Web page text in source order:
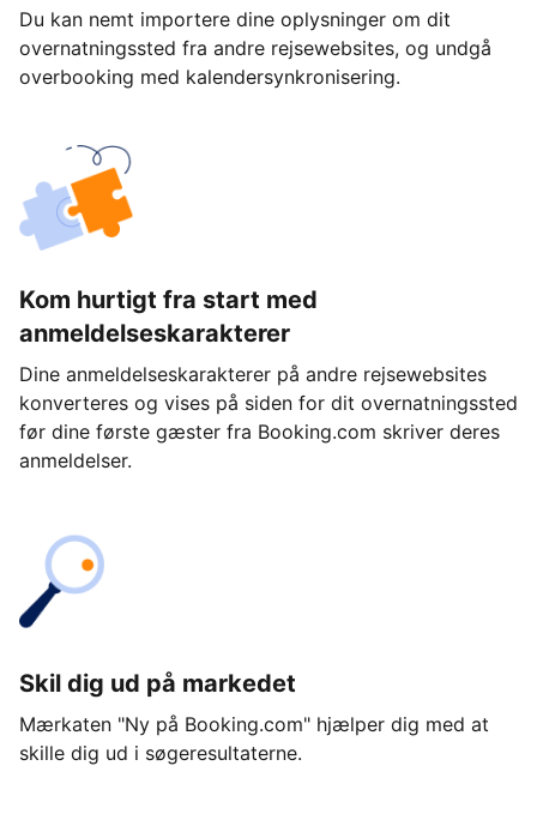
Du kan nemt importere dine oplysninger om dit
overnatningssted fra andre rejsewebsites, og undgå
overbooking med kalendersynkronisering.
Kom hurtigt fra start med
anmeldelseskarakterer
Dine anmeldelseskarakterer på andre rejsewebsites
konverteres og vises på siden for dit overnatningssted
før dine første gæster fra Booking.com skriver deres
anmeldelser.
Skil dig ud på markedet
Mærkaten "Ny på Booking.com" hjælper dig med at
skille dig ud i søgeresultaterne.